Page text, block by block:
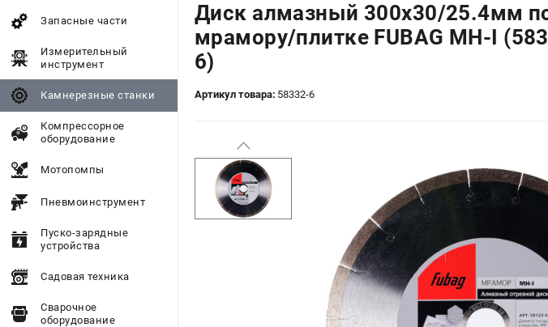
Запасные части
Измерительный
инструмент
Камнерезные станки
Компрессорное
оборудование
Мотопомпы
Пневмоинструмент
Пуско-зарядные
устройства
Садовая техника
Сварочное
оборудование
Диск алмазный 300х30/25.4мм
мрамору/плитке FUBAG MH-I
6)
Артикул товара: 58332-6